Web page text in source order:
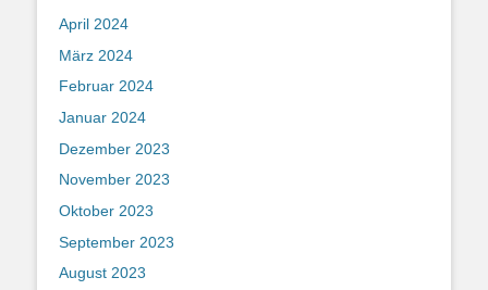
April 2024
März 2024
Februar 2024
Januar 2024
Dezember 2023
November 2023
Oktober 2023
September 2023
August 2023